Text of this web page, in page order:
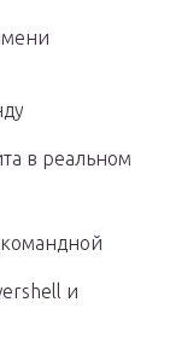
в реальном
и